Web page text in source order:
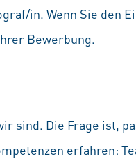
in. Wenn Sie den
Bewerbung.
sind. Die Frage ist,
erfahren: